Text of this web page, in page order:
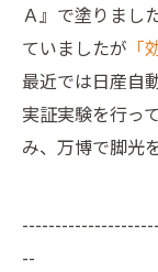
Ａ』で塗りまし
ていましたが
最近では日産自
実証実験を行っ
み、万博で脚光
--